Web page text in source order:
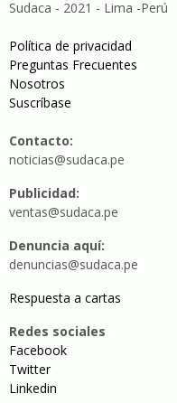
Sudaca - 2021 - Lima -Perú
Política de privacidad
Preguntas Frecuentes
Nosotros
Suscríbase
Contacto:
noticias@sudaca.pe
Publicidad:
ventas@sudaca.pe
Denuncia aquí:
denuncias@sudaca.pe
Respuesta a cartas
Redes sociales
Facebook
Twitter
Linkedin